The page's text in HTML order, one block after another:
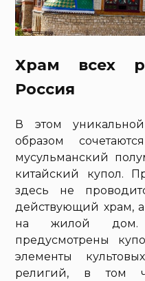
Храм всех
Россия
В этом
образом
мусульманский
китайский купол.
здесь не
действующий храм,
на жилой дом.
предусмотрены
элементы
религий, в том